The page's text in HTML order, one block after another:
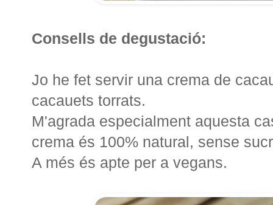
Consells de degustació:
Jo he fet servir una crema de
cacauets torrats.
M'agrada especialment aquesta
crema és 100% natural, sense
A més és apte per a vegans.